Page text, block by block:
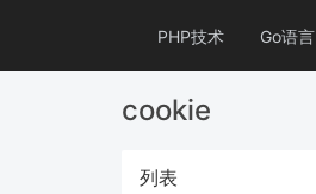
PHP技术 Go语言
cookie
列表